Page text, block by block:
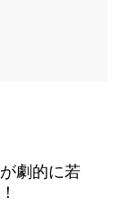
劇的に若